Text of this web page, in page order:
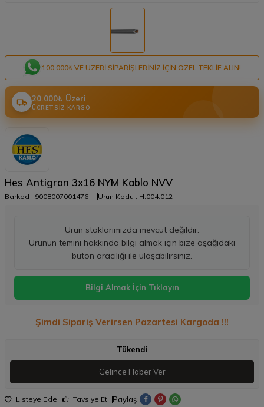
100.000₺ VE ÜZERI SIPARIŞLERINIZ IÇIN ÖZEL TEKLIF ALIN!
20.000₺ Üzeri
ÜCRETSIZ KARGO
Hes Antigron 3x16 NYM Kablo NVV
Barkod : 9008007001476 Ürün Kodu : H.004.012
Ürün stoklarımızda mevcut değildir.
Ürünün temini hakkında bilgi almak için bize aşağıdaki
buton aracılığı ile ulaşabilirsiniz.
Bilgi Almak İçin Tıklayın
Şimdi Sipariş Verirsen Pazartesi Kargoda !!!
Tükendi
Gelince Haber Ver
Listeye Ekle Tavsiye Et Paylaş